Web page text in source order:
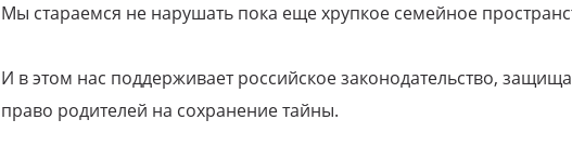
Мы стараемся не нарушать пока еще хрупкое семейное
И в этом нас поддерживает российское законодательство,
право родителей на сохранение тайны.